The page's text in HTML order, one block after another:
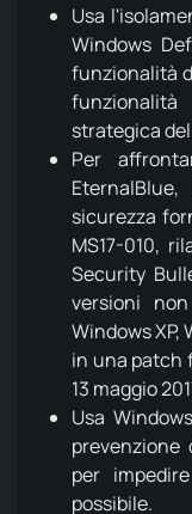
Usa
Windows
funzionalità
strategica
Per
sicurezza
MS17-010,
Security
versioni
Windows XP,
in una patch
13 maggio
Usa
per
possibile.